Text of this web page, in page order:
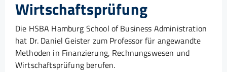
Wirtschaftsprüfung
Die HSBA Hamburg School of Business Administration
hat Dr. Daniel Geister zum Professor für angewandte
Methoden in Finanzierung, Rechnungswesen und
Wirtschaftsprüfung berufen.